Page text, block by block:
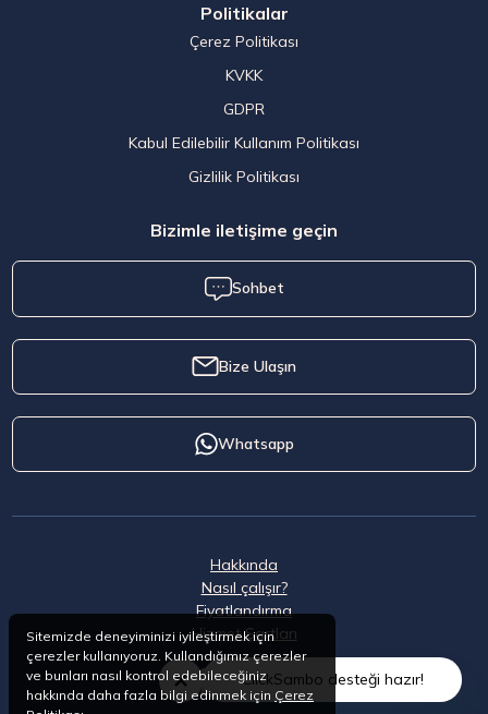
Politikalar
Çerez Politikası
KVKK
GDPR
Kabul Edilebilir Kullanım Politikası
Gizlilik Politikası
Bizimle iletişime geçin
Sohbet
Bize Ulaşın
Whatsapp
Hakkında
Nasıl çalışır?
Fiyatlandırma
Hizmet Şartları
ClickSambo desteği hazır!
Sitemizde deneyiminizi iyileştirmek için
çerezler kullanıyoruz. Kullandığımız çerezler
ve bunları nasıl kontrol edebileceğiniz
hakkında daha fazla bilgi edinmek için Çerez